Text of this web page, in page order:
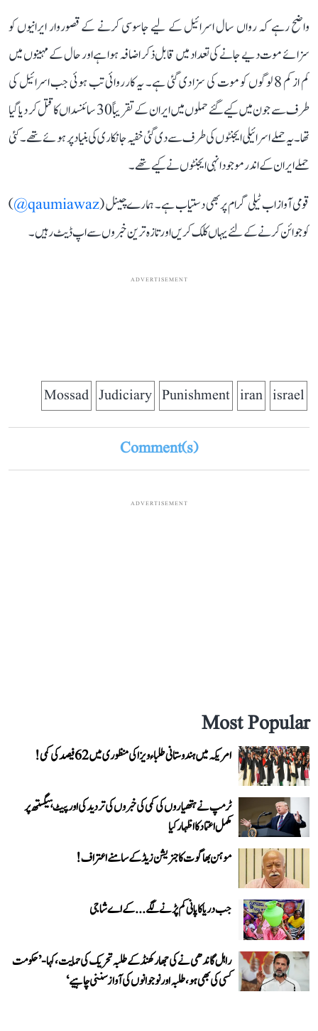
واضح رہے کہ رواں سال اسرائیل کے لیے جاسوسی کرنے کے قصوروار ایرانیوں کو
سزائے موت دیے جانے کی تعداد میں قابل ذکر اضافہ ہوا ہے اور حال کے مہینوں میں
کم از کم 8 لوگوں کو موت کی سزا دی گئی ہے۔ یہ کارروائی تب ہوئی جب اسرائیل کی
طرف سے جون میں کیے گئے حملوں میں ایران کے تقریباً 30 سائنسداں کا قتل کر دیا گیا
تھا۔ یہ حملے اسرائیلی ایجنٹوں کی طرف سے دی گئی خفیہ جانکاری کی بنیاد پر ہوئے تھے۔ کئی
حملے ایران کے اندر موجود انہی ایجنٹوں نے کیے تھے۔
قومی آواز اب ٹیلی گرام پر بھی دستیاب ہے۔ ہمارے چینل (qaumiawaz@
)
کو جوائن کرنے کے لئے یہاں کلک کریں اور تازہ ترین خبروں سے اپ ڈیٹ رہیں۔
ADVERTISEMENT
israel
iran
Punishment
Judiciary
Mossad
Comment(s)
ADVERTISEMENT
Most Popular
امریکہ میں ہندوستانی طلباء ویزا کی منظوری میں 62 فیصد کی کمی!
ٹرمپ نے ہتھیاروں کی کمی کی خبروں کی تردید کی اور پیٹ ہیگستھ پر
مکمل اعتماد کا اظہار کیا
موہن بھاگوت کا جنریشن زیڈ کے سامنے اعتراف!
جب دریا کا پانی کم پڑنے لگے...کے اے شاجی
راہل گاندھی نے کی جھارکھنڈ کے طلبہ تحریک کی حمایت، کہا- ’حکومت
کسی کی بھی ہو، طلبہ اور نوجوانوں کی آواز سننی چاہیے‘